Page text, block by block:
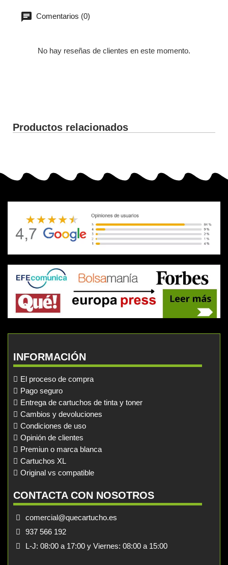
Comentarios (0)
No hay reseñas de clientes en este momento.
Productos relacionados
INFORMACIÓN
El proceso de compra
Pago seguro
Entrega de cartuchos de tinta y toner
Cambios y devoluciones
Condiciones de uso
Opinión de clientes
Premiun o marca blanca
Cartuchos XL
Original vs compatible
CONTACTA CON NOSOTROS
comercial@quecartucho.es
937 566 192
L-J: 08:00 a 17:00 y Viernes: 08:00 a 15:00